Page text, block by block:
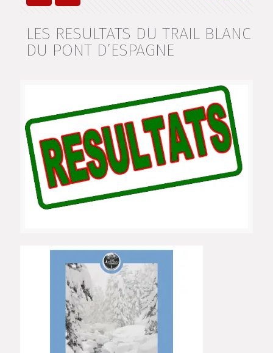
LES RESULTATS DU TRAIL BLANC
DU PONT D’ESPAGNE